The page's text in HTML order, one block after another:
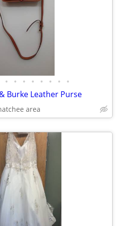
• • • • • • • •
Burke Leather Purse
area